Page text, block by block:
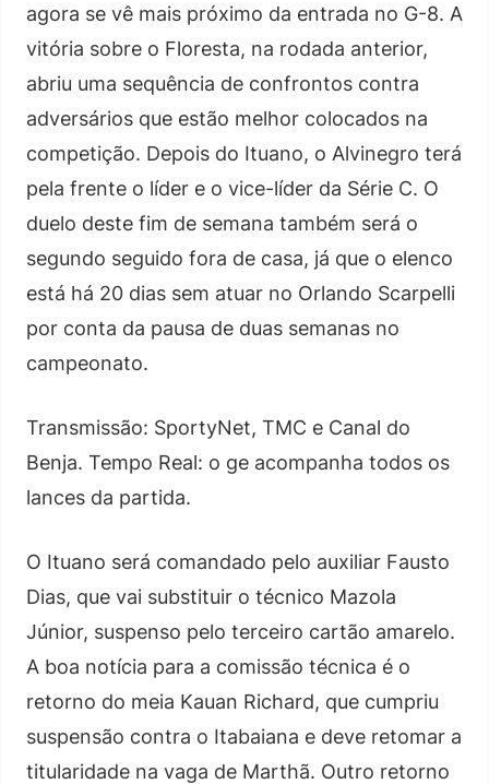
agora se vê mais próximo da entrada no G-8. A
vitória sobre o Floresta, na rodada anterior,
abriu uma sequência de confrontos contra
adversários que estão melhor colocados na
competição. Depois do Ituano, o Alvinegro terá
pela frente o líder e o vice-líder da Série C. O
duelo deste fim de semana também será o
segundo seguido fora de casa, já que o elenco
está há 20 dias sem atuar no Orlando Scarpelli
por conta da pausa de duas semanas no
campeonato.
Transmissão: SportyNet, TMC e Canal do
Benja. Tempo Real: o ge acompanha todos os
lances da partida.
O Ituano será comandado pelo auxiliar Fausto
Dias, que vai substituir o técnico Mazola
Júnior, suspenso pelo terceiro cartão amarelo.
A boa notícia para a comissão técnica é o
retorno do meia Kauan Richard, que cumpriu
suspensão contra o Itabaiana e deve retomar a
titularidade na vaga de Marthã. Outro retorno